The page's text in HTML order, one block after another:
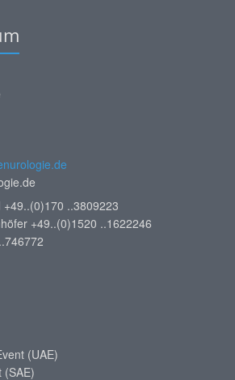
..3809223
+49..(0)1520 ..1622246
(UAE)
(SAE)